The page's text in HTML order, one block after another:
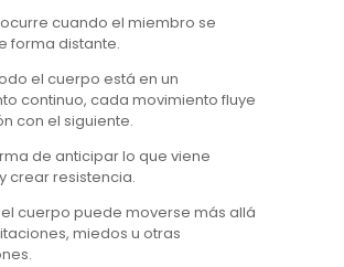
ocurre cuando el miembro se
forma distante.
el cuerpo está en un
continuo, cada movimiento fluye
con el siguiente.
de anticipar lo que viene
crear resistencia.
el cuerpo puede moverse más allá
miedos u otras